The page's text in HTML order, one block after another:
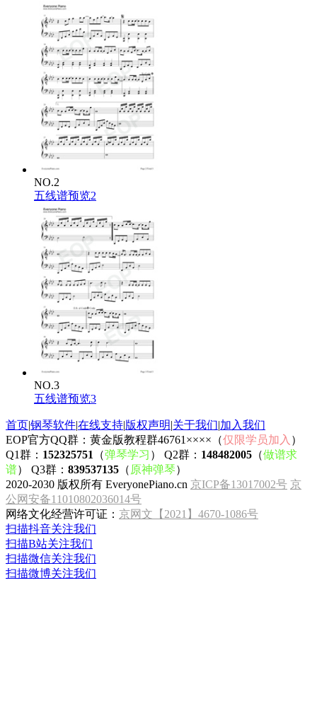
NO.2
五线谱预览2
NO.3
五线谱预览3
首页|钢琴软件|在线支持|版权声明|关于我们|加入我们
EOP官方QQ群：黄金版教程群46761××××（仅限学员加入 ）
Q1群： 152325751 （弹琴学习 ） Q2群： 148482005 （做谱求
谱） Q3群： 839537135 （ 原神弹琴）
2020-2030 版权所有 EveryonePiano.cn 京ICP备13017002号 京
公网安备11010802036014号
网络文化经营许可证： 京网文【2021】4670-1086号
扫描抖音关注我们
扫描B站关注我们
扫描微信关注我们
扫描微博关注我们